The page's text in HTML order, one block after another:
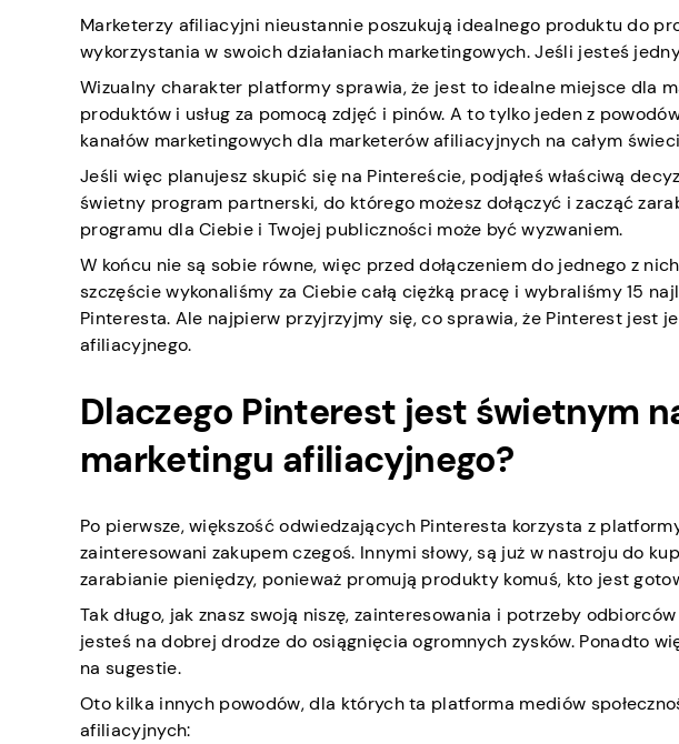
Marketerzy afiliacyjni nieustannie poszukują idealnego produktu do
wykorzystania w swoich działaniach marketingowych. Jeśli jesteś
Wizualny charakter platformy sprawia, że jest to idealne miejsce dla
produktów i usług za pomocą zdjęć i pinów. A to tylko jeden z
kanałów marketingowych dla marketerów afiliacyjnych na całym
Jeśli więc planujesz skupić się na Pintereście, podjąłeś właściwą
świetny program partnerski, do którego możesz dołączyć i zacząć
programu dla Ciebie i Twojej publiczności może być wyzwaniem.
W końcu nie są sobie równe, więc przed dołączeniem do jednego z
szczęście wykonaliśmy za Ciebie całą ciężką pracę i wybraliśmy 15
Pinteresta. Ale najpierw przyjrzyjmy się, co sprawia, że Pinterest jest
afiliacyjnego.
Dlaczego Pinterest jest świetnym
marketingu afiliacyjnego?
Po pierwsze, większość odwiedzających Pinteresta korzysta z
zainteresowani zakupem czegoś. Innymi słowy, są już w nastroju do
zarabianie pieniędzy, ponieważ promują produkty komuś, kto jest
Tak długo, jak znasz swoją niszę, zainteresowania i potrzeby
jesteś na dobrej drodze do osiągnięcia ogromnych zysków. Ponadto
na sugestie.
Oto kilka innych powodów, dla których ta platforma mediów
afiliacyjnych: